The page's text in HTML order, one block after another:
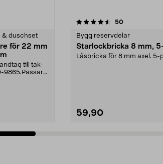
& duschset
för 22 mm
till tak-
9865.Passar
50recensioner
Bygg reservdelar
Starlockbricka 8 mm,
Låsbricka för 8 mm axel. 5-
59,90
4.5 av 5 stjärnor